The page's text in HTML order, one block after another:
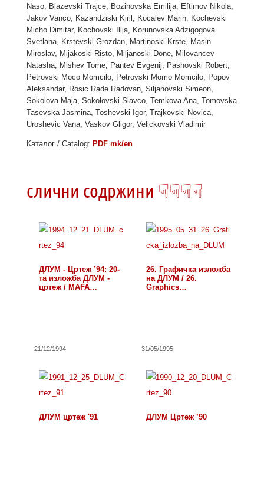
Naso, Blazevski Trajce, Bozinovska Emilija, Eftimov Nikola,
Jakov Vanco, Kazandziski Kiril, Kocalev Marin, Kochevski
Micho Dimitar, Kochovski Ilija, Korunovska Adzigogova
Svetlana, Krstevski Grozdan, Martinoski Krste, Masin
Miroslav, Mijakoski Risto, Miljanoski Done, Milovancev
Natasha, Mishev Tome, Pantev Evgenij, Pashovski Robert,
Petrovski Moco Momcilo, Petrovski Momo Momcilo, Popov
Aleksandar, Rosic Rade Radovan, Siljanovski Simeon,
Sokolova Maja, Sokolovski Slavco, Temkova Ana, Tomovska
Tasevska Jasmina, Toshevski Igor, Trajkovski Novica,
Uroshevic Vana, Vaskov Gligor, Velickovski Vladimir
Каталог / Catalog: PDF mk/en
слични содржини ☟☟☟☟
ДЛУМ - Цртеж ’94: 20-
та изложба ДЛУМ -
цртеж / MAFA…
21/12/1994
26. Графичка изложба
на ДЛУМ / 26.
Graphics…
31/05/1995
ДЛУМ цртеж '91 ДЛУМ Цртеж ’90